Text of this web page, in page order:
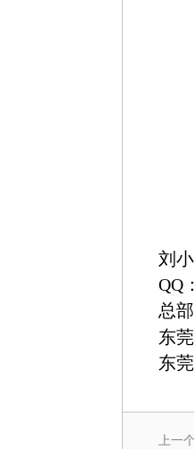
刘
QQ
总
东
东
上一